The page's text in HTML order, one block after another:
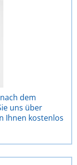
dem
uns über
Ihnen kostenlos